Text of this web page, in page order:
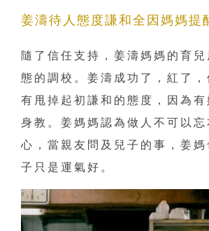
姜濤待人態度謙和全因媽媽提
隨了信任支持，姜濤媽媽的育
態的調校。姜濤成功了，紅了，
有甩掉起初謙和的態度，因為有
身教。姜媽媽認為做人不可以忘
心，當親友問及兒子的事，姜媽
子只是運氣好。